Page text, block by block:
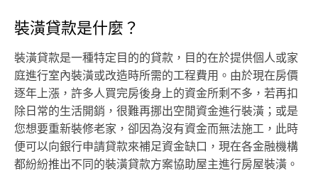
裝潢貸款是什麼？
裝潢貸款是一種特定目的的貸款，目的在於提供個人或家
庭進行室內裝潢或改造時所需的工程費用。由於現在房價
逐年上漲，許多人買完房後身上的資金所剩不多，若再扣
除日常的生活開銷，很難再挪出空閒資金進行裝潢；或是
您想要重新裝修老家，卻因為沒有資金而無法施工，此時
便可以向銀行申請貸款來補足資金缺口，現在各金融機構
都紛紛推出不同的裝潢貸款方案協助屋主進行房屋裝潢。